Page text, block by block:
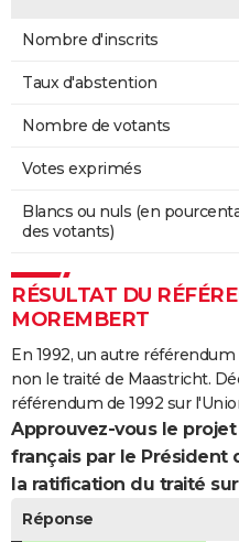
Nombre d'inscrits
Taux d'abstention
Nombre de votants
Votes exprimés
Blancs ou nuls (en
des votants)
RÉSULTAT DU
MOREMBERT
En 1992, un autre
non le traité de Maastricht.
référendum de 1992 sur
Approuvez-vous le
français par le Président
la ratification du traité
Réponse